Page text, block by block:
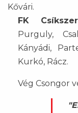
Kővári.
FK
Purguly,
Kányádi,
Kurkó, Rácz.
Vég Csongor